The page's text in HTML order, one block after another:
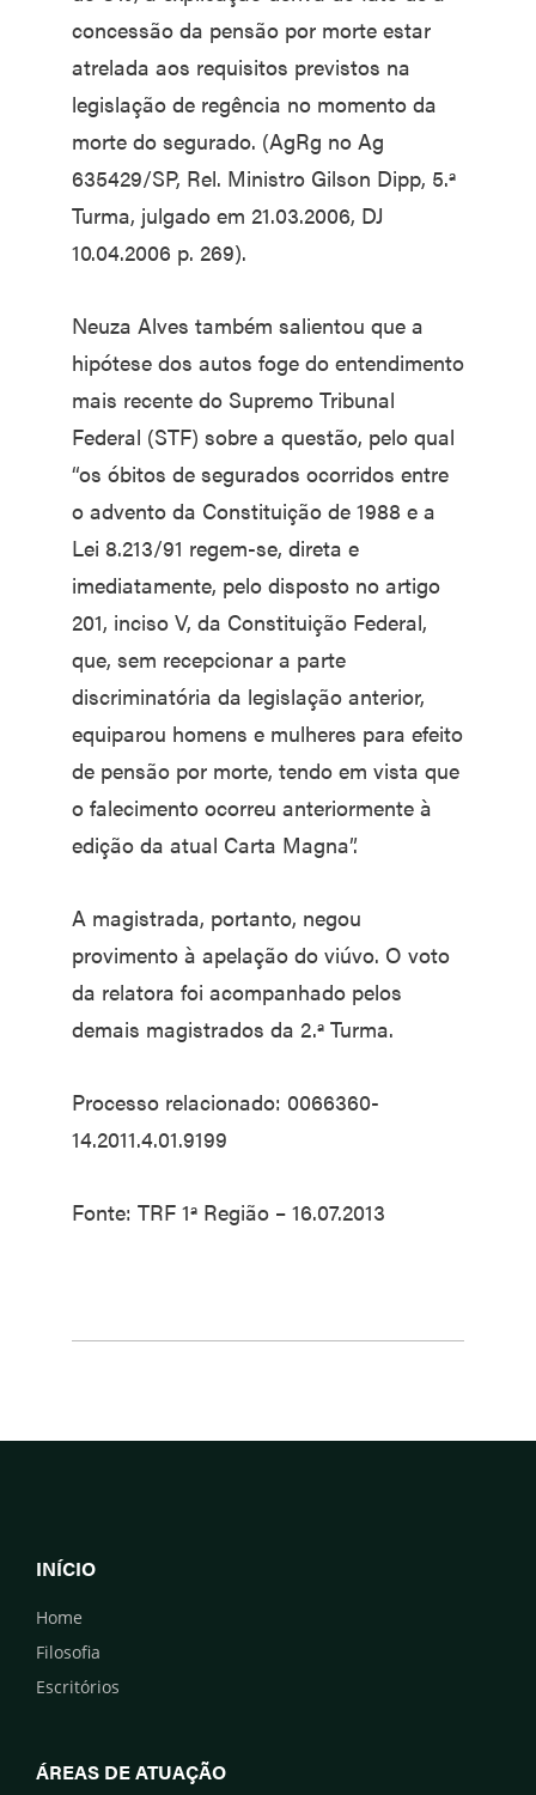
concessão da pensão por morte estar
atrelada aos requisitos previstos na
legislação de regência no momento da
morte do segurado. (AgRg no Ag
635429/SP, Rel. Ministro Gilson Dipp, 5.ª
Turma, julgado em 21.03.2006, DJ
10.04.2006 p. 269).
Neuza Alves também salientou que a
hipótese dos autos foge do entendimento
mais recente do Supremo Tribunal
Federal (STF) sobre a questão, pelo qual
“os óbitos de segurados ocorridos entre
o advento da Constituição de 1988 e a
Lei 8.213/91 regem-se, direta e
imediatamente, pelo disposto no artigo
201, inciso V, da Constituição Federal,
que, sem recepcionar a parte
discriminatória da legislação anterior,
equiparou homens e mulheres para efeito
de pensão por morte, tendo em vista que
o falecimento ocorreu anteriormente à
edição da atual Carta Magna”.
A magistrada, portanto, negou
provimento à apelação do viúvo. O voto
da relatora foi acompanhado pelos
demais magistrados da 2.ª Turma.
Processo relacionado: 0066360-
14.2011.4.01.9199
Fonte: TRF 1ª Região – 16.07.2013
INÍCIO
Home
Filosofia
Escritórios
ÁREAS DE ATUAÇÃO